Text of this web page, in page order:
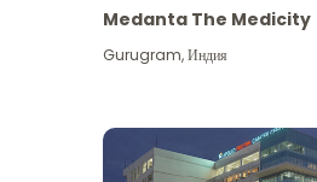
Medanta The Medicity
Gurugram,Индия